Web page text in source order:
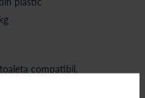
compatibil.